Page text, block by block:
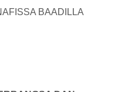
BAADILLA